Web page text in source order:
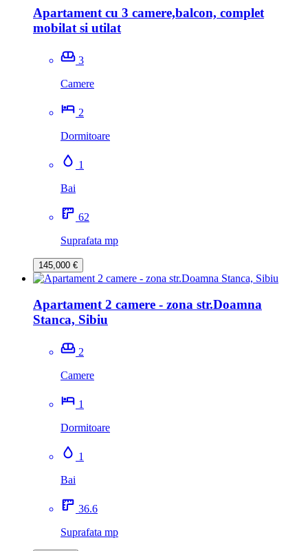
Apartament cu 3 camere,balcon, complet
mobilat si utilat
3
Camere
2
Dormitoare
1
Bai
62
Suprafata mp
145,000 €
Apartament 2 camere - zona str.Doamna
Stanca, Sibiu
2
Camere
1
Dormitoare
1
Bai
36.6
Suprafata mp